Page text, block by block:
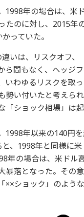
1998年の場合は、米
たのに対し、2015年
っていた。
いは、リスクオフ
ら間もなく、ヘッジ
いわゆるリスクを取
勢い付いたと考え
「ショック相場」は起
1998年以来の140円
、1998年と同様に
年の場合は、米ドル
暴落となった。その
××ショック」のよう